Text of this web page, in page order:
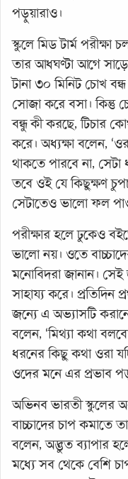
পড়ুয়ারাও।
স্কুলে মিড টার্ম পরীক্ষা
তার আধঘণ্টা আগে সাড়ে
টানা ৩০ মিনিট চোখ
সোজা করে বসা। কিন্তু
বন্ধু কী করছে, টিচার
করে। অধ্যক্ষা বলেন,
থাকতে পারবে না,
তবে ওই যে কিছুক্ষণ
সেটাতেও ভালো ফল
পরীক্ষার হলে ঢুকেও
ভালো নয়। ওতে
মনোবিদরা জানান। সেই
সাহায্য করে। প্রতিদিন
জন্যে এ অভ্যাসটি
বলেন, ‘মিথ্যা কথা
ধরনের কিছু কথা ওরা
ওদের মনে এর প্রভাব
অভিনব ভারতী স্কুলের
বাচ্চাদের চাপ কমাতে
বলেন, অদ্ভুত ব্যাপার
মধ্যে সব থেকে বেশি